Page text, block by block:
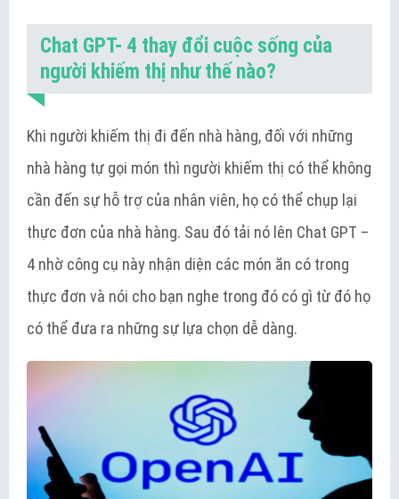
Chat GPT- 4 thay đổi cuộc sống của
người khiếm thị như thế nào?
Khi người khiếm thị đi đến nhà hàng, đối với những
nhà hàng tự gọi món thì người khiếm thị có thể không
cần đến sự hỗ trợ của nhân viên, họ có thể chụp lại
thực đơn của nhà hàng. Sau đó tải nó lên Chat GPT –
4 nhờ công cụ này nhận diện các món ăn có trong
thực đơn và nói cho bạn nghe trong đó có gì từ đó họ
có thể đưa ra những sự lựa chọn dễ dàng.